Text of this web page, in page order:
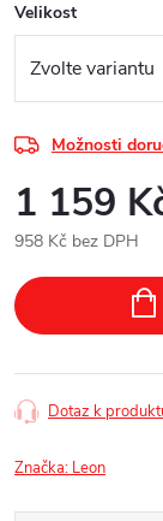
Velikost
Možnosti
1 159
958 Kč bez DPH
cena:
Dotaz k
Značka: Leon